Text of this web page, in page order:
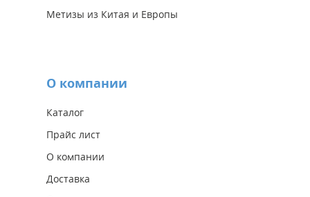
Метизы из Китая и Европы
О компании
Каталог
Прайс лист
О компании
Доставка